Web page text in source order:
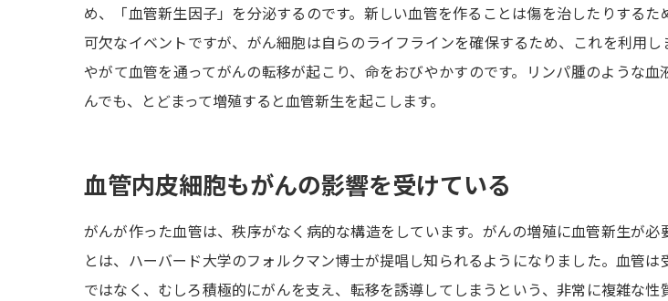
進路の３択
新学年スター
SELFBRAND特
め、「血管新生因子」を分泌するのです。新しい血管を作ることは傷を治したりするた
可欠なイベントですが、がん細胞は自らのライフラインを確保するため、これを利用し
やがて血管を通ってがんの転移が起こり、命をおびやかすのです。リンパ腫のような血
んでも、とどまって増殖すると血管新生を起こします。
血管内皮細胞もがんの影響を受けている
がんが作った血管は、秩序がなく病的な構造をしています。がんの増殖に血管新生が必
とは、ハーバード大学のフォルクマン博士が提唱し知られるようになりました。血管は
ではなく、むしろ積極的にがんを支え、転移を誘導してしまうという、非常に複雑な性